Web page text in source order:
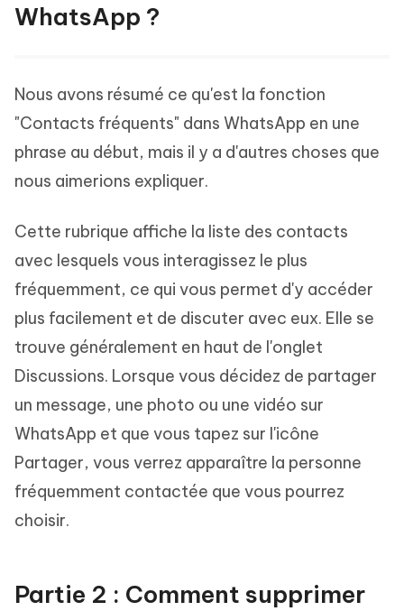
WhatsApp ?
Nous avons résumé ce qu'est la fonction
"Contacts fréquents" dans WhatsApp en une
phrase au début, mais il y a d'autres choses que
nous aimerions expliquer.
Cette rubrique affiche la liste des contacts
avec lesquels vous interagissez le plus
fréquemment, ce qui vous permet d'y accéder
plus facilement et de discuter avec eux. Elle se
trouve généralement en haut de l'onglet
Discussions. Lorsque vous décidez de partager
un message, une photo ou une vidéo sur
WhatsApp et que vous tapez sur l'icône
Partager, vous verrez apparaître la personne
fréquemment contactée que vous pourrez
choisir.
Partie 2 : Comment supprimer